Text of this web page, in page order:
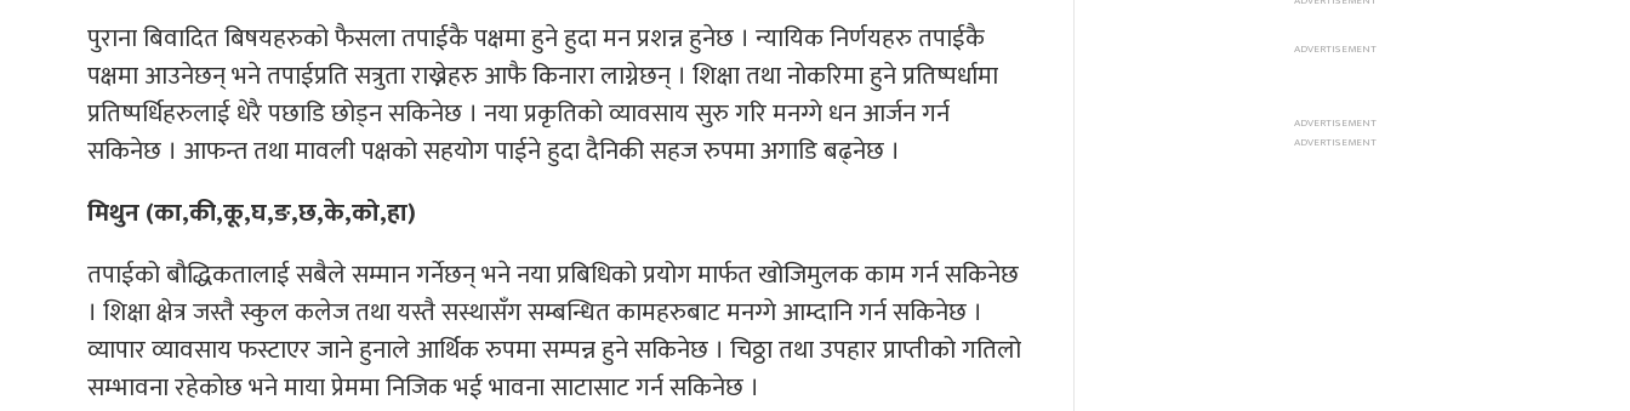
पुराना बिवादित बिषयहरुको फैसला तपाईकै पक्षमा हुने हुदा मन प्रशन्न हुनेछ । न्यायिक निर्णयहरु तपाईकै
पक्षमा आउनेछन् भने तपाईप्रति सत्रुता राख्नेहरु आफै किनारा लाग्नेछन् । शिक्षा तथा नोकरिमा हुने प्रतिष्पर्धामा
प्रतिष्पर्धिहरुलाई धेरै पछाडि छोड्न सकिनेछ । नया प्रकृतिको व्यावसाय सुरु गरि मनग्गे धन आर्जन गर्न
सकिनेछ । आफन्त तथा मावली पक्षको सहयोग पाईने हुदा दैनिकी सहज रुपमा अगाडि बढ्नेछ ।
मिथुन (का,की,कू,घ,ङ,छ,के,को,हा)
तपाईको बौद्धिकतालाई सबैले सम्मान गर्नेछन् भने नया प्रबिधिको प्रयोग मार्फत खोजिमुलक काम गर्न सकिनेछ
। शिक्षा क्षेत्र जस्तै स्कुल कलेज तथा यस्तै सस्थासँग सम्बन्धित कामहरुबाट मनग्गे आम्दानि गर्न सकिनेछ ।
व्यापार व्यावसाय फस्टाएर जाने हुनाले आर्थिक रुपमा सम्पन्न हुने सकिनेछ । चिठ्ठा तथा उपहार प्राप्तीको गतिलो
सम्भावना रहेकोछ भने माया प्रेममा निजिक भई भावना साटासाट गर्न सकिनेछ ।